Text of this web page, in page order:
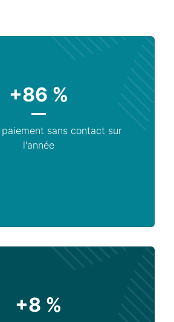
+86 %
sans contact sur
l'année
+8 %